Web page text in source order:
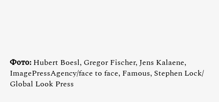
Фото: Hubert Boesl, Gregor Fischer, Jens Kalaene,
ImagePressAgency/face to face, Famous, Stephen Lock/
Global Look Press